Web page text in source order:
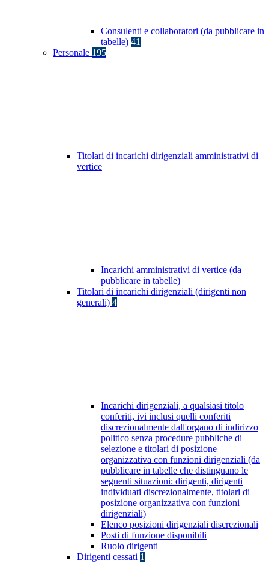
Consulenti e collaboratori (da pubblicare in
tabelle) 41
Personale 195
Titolari di incarichi dirigenziali amministrativi di
vertice
Incarichi amministrativi di vertice (da
pubblicare in tabelle)
Titolari di incarichi dirigenziali (dirigenti non
generali) 4
Incarichi dirigenziali, a qualsiasi titolo
conferiti, ivi inclusi quelli conferiti
discrezionalmente dall'organo di indirizzo
politico senza procedure pubbliche di
selezione e titolari di posizione
organizzativa con funzioni dirigenziali (da
pubblicare in tabelle che distinguano le
seguenti situazioni: dirigenti, dirigenti
individuati discrezionalmente, titolari di
posizione organizzativa con funzioni
dirigenziali)
Elenco posizioni dirigenziali discrezionali
Posti di funzione disponibili
Ruolo dirigenti
Dirigenti cessati 1